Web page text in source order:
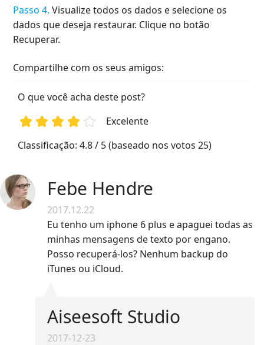
Passo 4. Visualize todos os dados e selecione os
dados que deseja restaurar. Clique no botão
Recuperar.
Compartilhe com os seus amigos:
O que você acha deste post?
Excelente
Classificação: 4.8 / 5 (baseado nos votos 25)
Febe Hendre
2017.12.22
Eu tenho um iphone 6 plus e apaguei todas as
minhas mensagens de texto por engano.
Posso recuperá-los? Nenhum backup do
iTunes ou iCloud.
Aiseesoft Studio
2017-12-23